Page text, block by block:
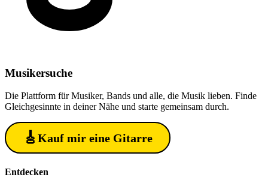
Musikersuche
Die Plattform für Musiker, Bands und alle, die Musik lieben. Finde
Gleichgesinnte in deiner Nähe und starte gemeinsam durch.
🎸 Kauf mir eine Gitarre
Entdecken